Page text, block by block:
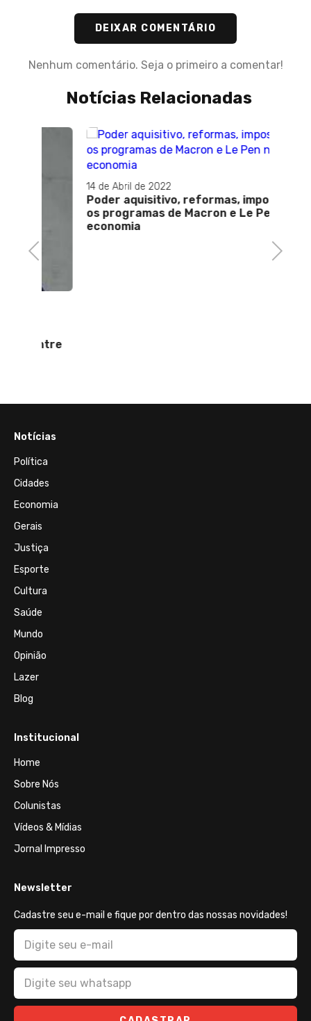
DEIXAR COMENTÁRIO
Nenhum comentário. Seja o primeiro a comentar!
Notícias Relacionadas
Previous
14 de Abril de 2022
Poder aquisitivo, reformas, impostos:
os programas de Macron e Le Pen na
economia
Next
Notícias
Política
Cidades
Economia
Gerais
Justiça
Esporte
Cultura
Saúde
Mundo
Opinião
Lazer
Blog
Institucional
Home
Sobre Nós
Colunistas
Vídeos & Mídias
Jornal Impresso
Newsletter
Cadastre seu e-mail e fique por dentro das nossas novidades!